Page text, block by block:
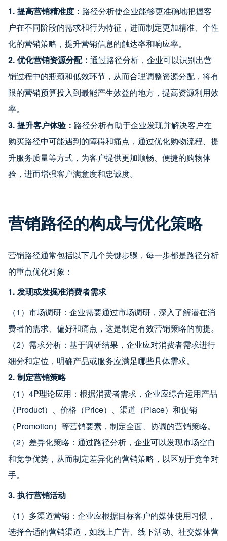
1. 提高营销精准度： 路径分析使企业能够更准确地把握客
户在不同阶段的需求和行为特征，进而制定更加精准、个性
化的营销策略，提升营销信息的触达率和响应率。
2. 优化营销资源分配： 通过路径分析，企业可以识别出营
销过程中的瓶颈和低效环节，从而合理调整资源分配，将有
限的营销预算投入到最能产生效益的地方，提高资源利用效
率。
3. 提升客户体验： 路径分析有助于企业发现并解决客户在
购买路径中可能遇到的障碍和痛点，通过优化购物流程、提
升服务质量等方式，为客户提供更加顺畅、便捷的购物体
验，进而增强客户满意度和忠诚度。
营销路径的构成与优化策略
营销路径通常包括以下几个关键步骤，每一步都是路径分析
的重点优化对象：
1. 发现或发掘准消费者需求
（1）市场调研：企业需要通过市场调研，深入了解潜在消
费者的需求、偏好和痛点，这是制定有效营销策略的前提。
（2）需求分析：基于调研结果，企业应对消费者需求进行
细分和定位，明确产品或服务应满足哪些具体需求。
2. 制定营销策略
（1）4P理论应用：根据消费者需求，企业应综合运用产品
（Product）、价格（Price）、渠道（Place）和促销
（Promotion）等营销要素，制定全面、协调的营销策略。
（2）差异化策略：通过路径分析，企业可以发现市场空白
和竞争优势，从而制定差异化的营销策略，以区别于竞争对
手。
3. 执行营销活动
（1）多渠道营销：企业应根据目标客户的媒体使用习惯，
选择合适的营销渠道，如线上广告、线下活动、社交媒体营